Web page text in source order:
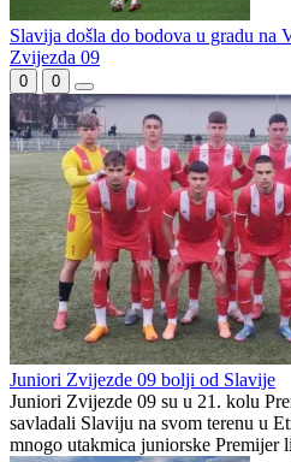
Zaslužena radost Širokog Brijega u
Slavija i zvanično o(p)stala u
Slavija došla do bodova u gradu na
Zvijezda 09
0 0